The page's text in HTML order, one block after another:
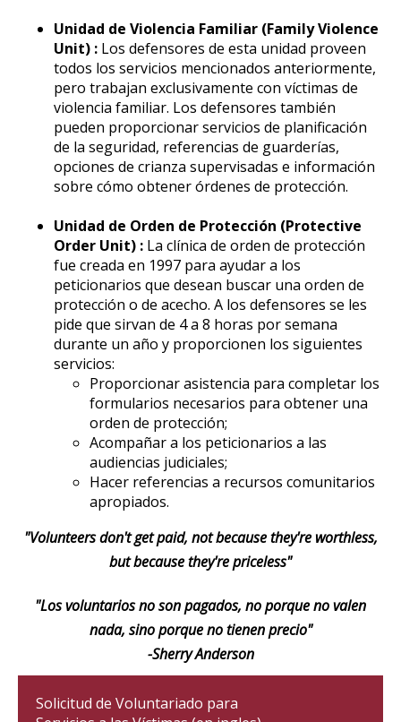
Unidad de Violencia Familiar (Family Violence
Unit) : Los defensores de esta unidad proveen
todos los servicios mencionados anteriormente,
pero trabajan exclusivamente con víctimas de
violencia familiar. Los defensores también
pueden proporcionar servicios de planificación
de la seguridad, referencias de guarderías,
opciones de crianza supervisadas e información
sobre cómo obtener órdenes de protección.
Unidad de Orden de Protección (Protective
Order Unit) : La clínica de orden de protección
fue creada en 1997 para ayudar a los
peticionarios que desean buscar una orden de
protección o de acecho. A los defensores se les
pide que sirvan de 4 a 8 horas por semana
durante un año y proporcionen los siguientes
servicios:
Proporcionar asistencia para completar los
formularios necesarios para obtener una
orden de protección;
Acompañar a los peticionarios a las
audiencias judiciales;
Hacer referencias a recursos comunitarios
apropiados.
"Volunteers don't get paid, not because they're worthless,
but because they're priceless"
"Los voluntarios no son pagados, no porque no valen
nada, sino porque no tienen precio"
-Sherry Anderson
Solicitud de Voluntariado para